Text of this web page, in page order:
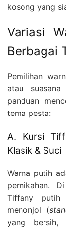
kosong yang
Variasi
Berbagai
Pemilihan
atau
panduan
tema pesta:
A. Kursi
Klasik & Suci
Warna putih
pernikahan.
Tiffany putih
menonjol (
yang bersih,